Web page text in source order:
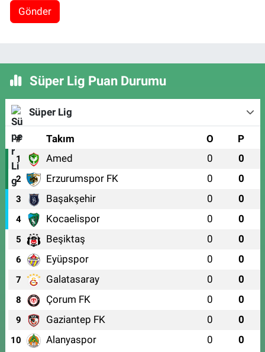
Gönder
Süper Lig Puan Durumu
Süper Lig
# Takım O P
1 Amed 0 0
2 Erzurumspor FK 0 0
3 Başakşehir 0 0
4 Kocaelispor 0 0
5 Beşiktaş 0 0
6 Eyüpspor 0 0
7 Galatasaray 0 0
8 Çorum FK 0 0
9 Gaziantep FK 0 0
10 Alanyaspor 0 0